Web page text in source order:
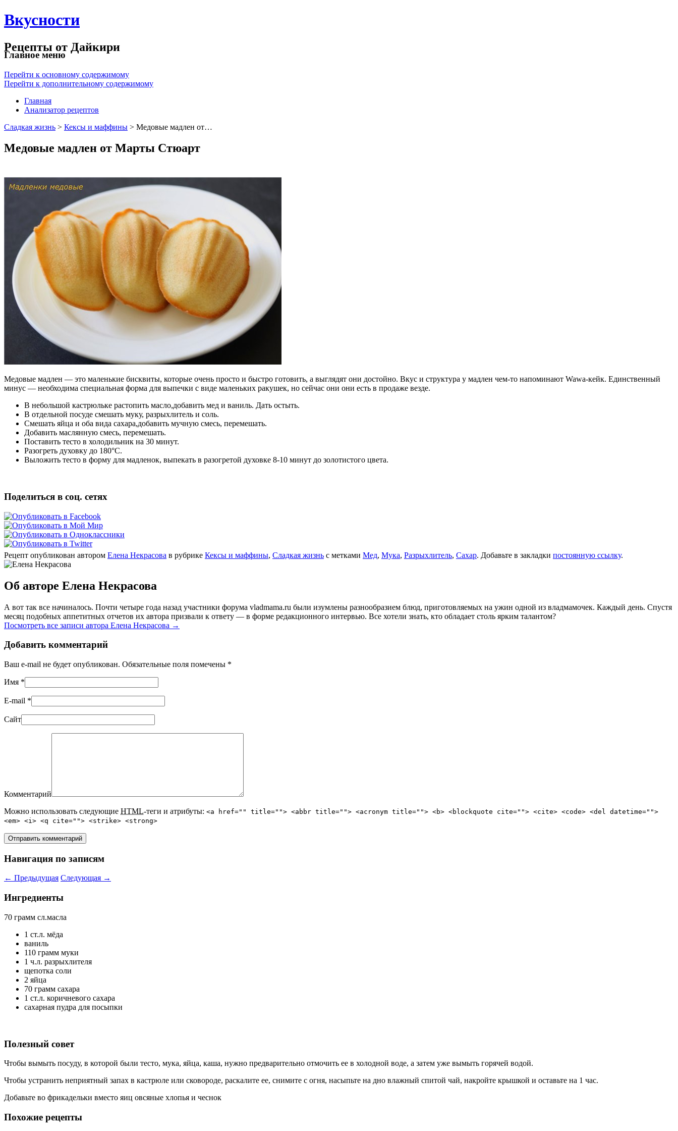
Вкусности
Рецепты от Дайкири
Главное меню
Перейти к основному содержимому
Перейти к дополнительному содержимому
Главная
Анализатор рецептов
Сладкая жизнь > Кексы и маффины > Медовые мадлен от…
Медовые мадлен от Марты Стюарт
Медовые мадлен — это маленькие бисквиты, которые очень просто и быстро готовить, а выглядят они достойно. Вкус и структура у мадлен чем-то напоминают Wawa-кейк. Единственный
минус — необходима специальная форма для выпечки с виде маленьких ракушек, но сейчас они они есть в продаже везде.
В небольшой кастрюльке растопить масло,добавить мед и ваниль. Дать остыть.
В отдельной посуде смешать муку, разрыхлитель и соль.
Смешать яйца и оба вида сахара,добавить мучную смесь, перемешать.
Добавить маслянную смесь, перемешать.
Поставить тесто в холодильник на 30 минут.
Разогреть духовку до 180°C.
Выложить тесто в форму для мадленок, выпекать в разогретой духовке 8-10 минут до золотистого цвета.
Поделиться в соц. сетях
Рецепт опубликован автором Елена Некрасова в рубрике Кексы и маффины, Сладкая жизнь с метками Мед, Мука, Разрыхлитель, Сахар. Добавьте в закладки постоянную ссылку.
Об авторе Елена Некрасова
А вот так все начиналось. Почти четыре года назад участники форума vladmama.ru были изумлены разнообразием блюд, приготовляемых на ужин одной из владмамочек. Каждый день. Спустя
месяц подобных аппетитных отчетов их автора призвали к ответу — в форме редакционного интервью. Все хотели знать, кто обладает столь ярким талантом?
Посмотреть все записи автора Елена Некрасова →
Добавить комментарий
Ваш e-mail не будет опубликован. Обязательные поля помечены *
Имя *
E-mail *
Сайт
Комментарий
Можно использовать следующие HTML-теги и атрибуты: <a href="" title=""> <abbr title=""> <acronym title=""> <b> <blockquote cite=""> <cite> <code> <del datetime="">
<em> <i> <q cite=""> <strike> <strong>
Навигация по записям
← Предыдущая Следующая →
Ингредиенты
70 грамм сл.масла
1 ст.л. мёда
ваниль
110 грамм муки
1 ч.л. разрыхлителя
щепотка соли
2 яйца
70 грамм сахара
1 ст.л. коричневого сахара
сахарная пудра для посыпки
Полезный совет
Чтобы вымыть посуду, в которой были тесто, мука, яйца, каша, нужно предварительно отмочить ее в холодной воде, а затем уже вымыть горячей водой.
Чтобы устранить неприятный запах в кастрюле или сковороде, раскалите ее, снимите с огня, насыпьте на дно влажный спитой чай, накройте крышкой и оставьте на 1 час.
Добавьте во фрикадельки вместо яиц овсяные хлопья и чеснок
Похожие рецепты